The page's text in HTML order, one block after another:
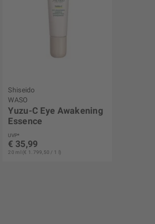
Shiseido
WASO
Yuzu-C Eye Awakening
Essence
UVP*
€ 35,99
20 ml (€ 1.799,50 / 1 l)